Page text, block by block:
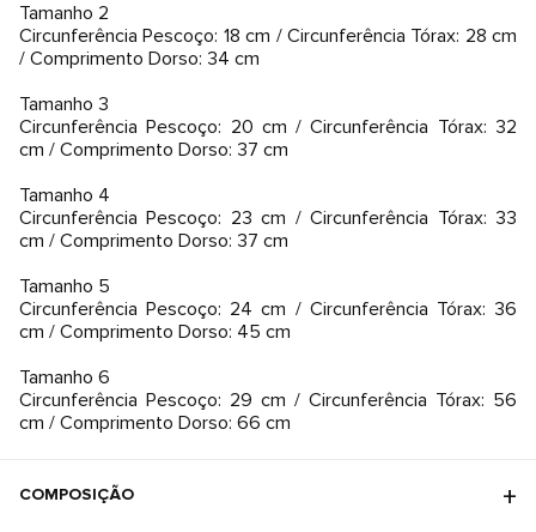
Tamanho 2
Circunferência Pescoço: 18 cm / Circunferência Tórax: 28 cm
/ Comprimento Dorso: 34 cm
Tamanho 3
Circunferência Pescoço: 20 cm / Circunferência Tórax: 32
cm / Comprimento Dorso: 37 cm
Tamanho 4
Circunferência Pescoço: 23 cm / Circunferência Tórax: 33
cm / Comprimento Dorso: 37 cm
Tamanho 5
Circunferência Pescoço: 24 cm / Circunferência Tórax: 36
cm / Comprimento Dorso: 45 cm
Tamanho 6
Circunferência Pescoço: 29 cm / Circunferência Tórax: 56
cm / Comprimento Dorso: 66 cm
COMPOSIÇÃO